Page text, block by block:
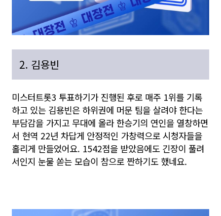
2. 김용빈
미스터트롯3 투표하기가 진행된 후로 매주 1위를 기록
하고 있는 김용빈은 하위권에 머문 팀을 살려야 한다는
부담감을 가지고 무대에 올라 한승기의 연인을 열창하면
서 현역 22년 차답게 안정적인 가창력으로 시청자들을
홀리게 만들었어요. 1542점을 받았음에도 긴장이 풀려
서인지 눈물 쏟는 모습이 참으로 짠하기도 했네요.